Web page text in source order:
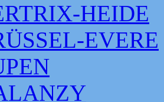
HEIDE
EVERE